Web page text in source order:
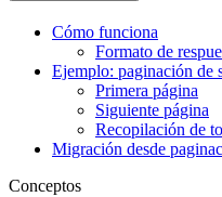
Cómo funciona
Formato de
Ejemplo: paginación de
Primera página
Siguiente página
Recopilación de
Migración desde
Conceptos